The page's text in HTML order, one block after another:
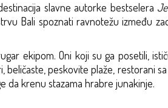
slavne autorke bestselera
Bali spoznati ravnotežu između
ekipom. Oni koji su ga posetili,
beličaste, peskovite plaže, restorani
da krenu stazama hrabre junakinje.